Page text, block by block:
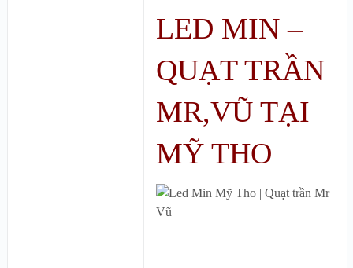
LED MIN –
QUẠT TRẦN
MR,VŨ TẠI
MỸ THO